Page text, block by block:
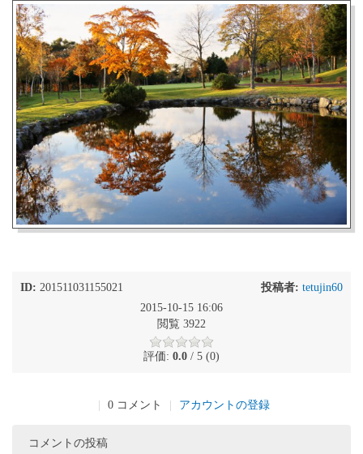
ID: 201511031155021 投稿者: tetujin60
2015-10-15 16:06
閲覧 3922
評価: 0.0 / 5 (0)
0 コメント アカウントの登録
コメントの投稿